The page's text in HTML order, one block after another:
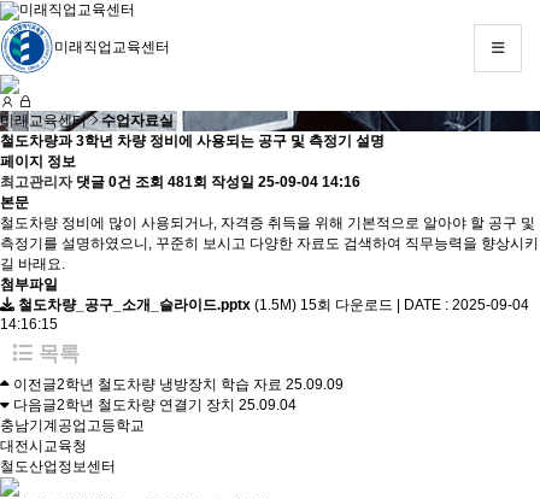
미래직업교육센터
미래직업교육센터
MENU
LIST
소
개
교
육
과
정
공
미래교육센터
수업자료실
철도차량과 3학년 차량 정비에 사용되는 공구 및 측정기 설명
페이지 정보
최고관리자 댓글 0건 조회 481회 작성일 25-09-04 14:16
본문
철도차량 정비에 많이 사용되거나, 자격증 취득을 위해 기본적으로 알아야 할 공구 및
측정기를 설명하였으니, 꾸준히 보시고 다양한 자료도 검색하여 직무능력을 향상시키
길 바래요.
첨부파일
철도차량_공구_소개_슬라이드.pptx (1.5M) 15회 다운로드 | DATE : 2025-09-04
14:16:15
목록
이전글2학년 철도차량 냉방장치 학습 자료 25.09.09
다음글2학년 철도차량 연결기 장치 25.09.04
충남기계공업고등학교
대전시교육청
철도산업정보센터